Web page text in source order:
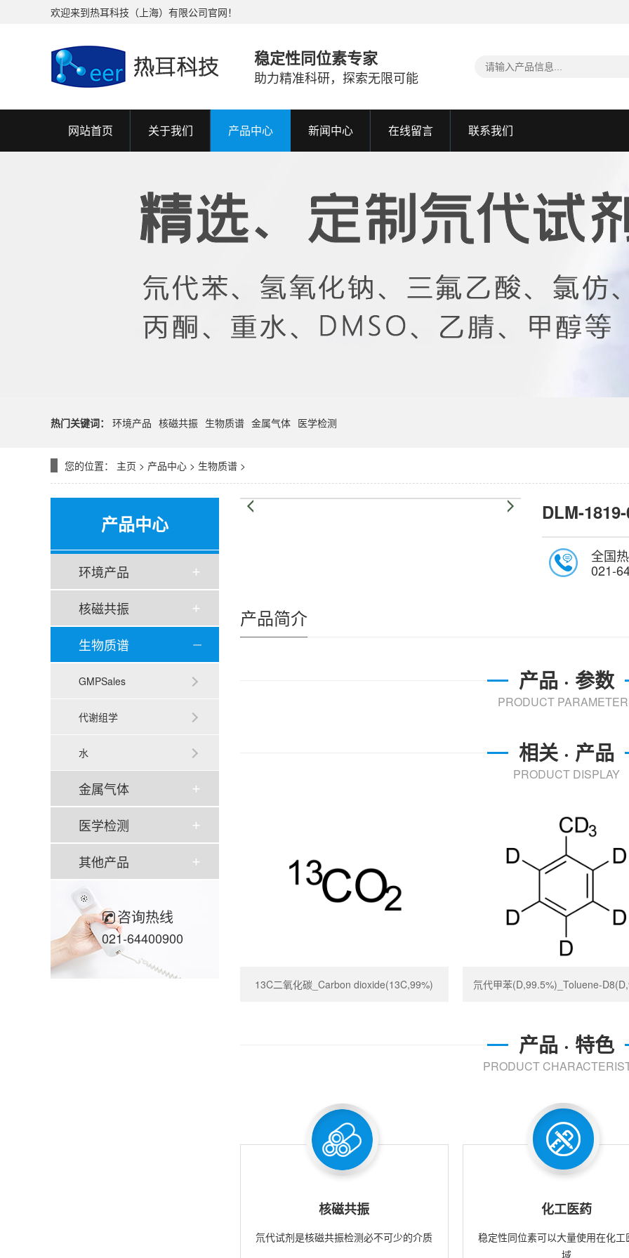
欢迎来到热耳科技（上海）有限公司官网！
稳定性同位素专家
助力精准科研，探索无限可能
网站首页 关于我们 产品中心 新闻中心 在线留言 联系我们
热门关键词： 环境产品 核磁共振 生物质谱 金属气体 医学检测
您的位置： 主页 > 产品中心 > 生物质谱 >
产品中心
环境产品
核磁共振
生物质谱
GMPSales
代谢组学
水
金属气体
医学检测
其他产品
咨询热线
021-64400900
DLM-
全国
021-
产品简介
产品 · 参数
PRODUCT
相关 · 产品
PRODUCT DISPLAY
13C二氧化碳_Carbon dioxide(13C,99%) 氘代甲苯(D,99.5%)_Toluene-
产品 · 特色
PRODUCT
核磁共振
氘代试剂是核磁共振检测必不可少的介质
化工医药
稳定性同位素可以大量使用在化工
域